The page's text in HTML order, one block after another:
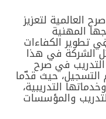
العالمية لتعزيز
المهنية
تطوير الكفاءات
الشركة في هذا
في صرح
حيث قدّما
التدريبية،
والمؤسسات